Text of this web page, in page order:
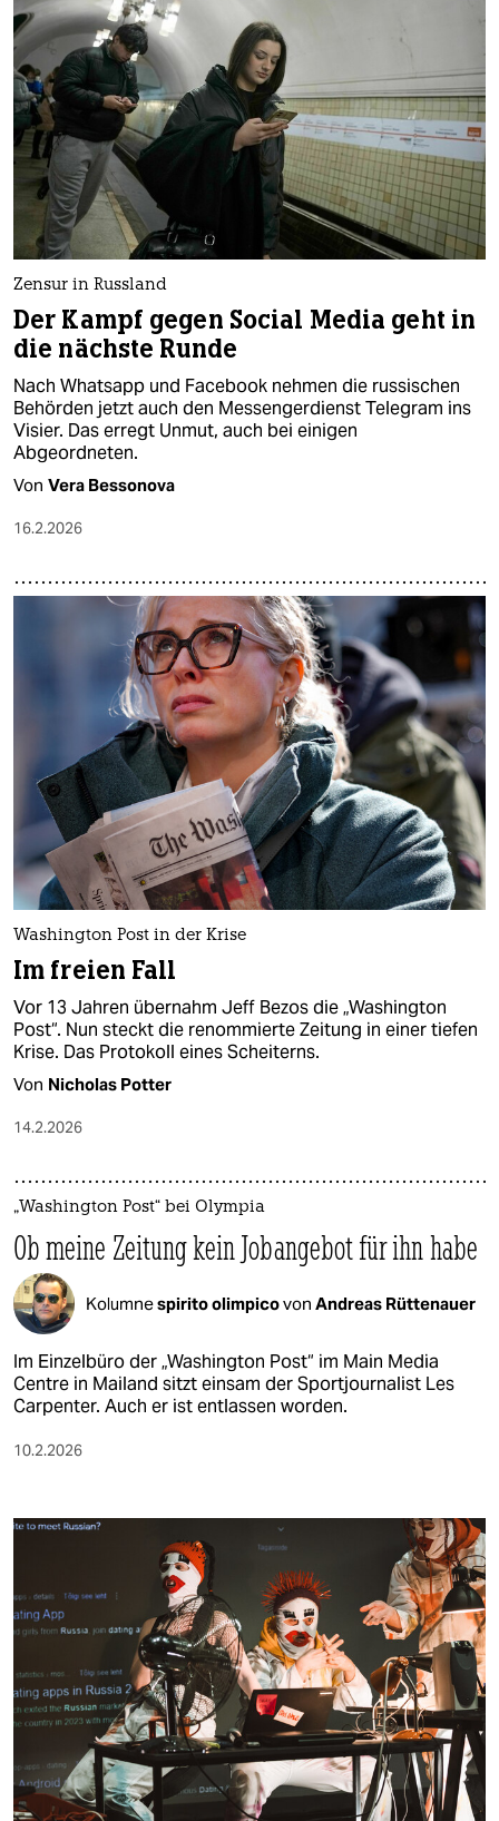
Zensur in Russland
Der Kampf gegen Social Media geht in
die nächste Runde
Nach Whatsapp und Facebook nehmen die russischen
Behörden jetzt auch den Messengerdienst Telegram ins
Visier. Das erregt Unmut, auch bei einigen
Abgeordneten.
Von Vera Bessonova
16.2.2026
Washington Post in der Krise
Im freien Fall
Vor 13 Jahren übernahm Jeff Bezos die „Washington
Post“. Nun steckt die renommierte Zeitung in einer tiefen
Krise. Das Protokoll eines Scheiterns.
Von Nicholas Potter
14.2.2026
„Washington Post“ bei Olympia
Ob meine Zeitung kein Jobangebot für ihn habe
Kolumnespirito olimpicovon Andreas Rüttenauer
Im Einzelbüro der „Washington Post“ im Main Media
Centre in Mailand sitzt einsam der Sportjournalist Les
Carpenter. Auch er ist entlassen worden.
10.2.2026